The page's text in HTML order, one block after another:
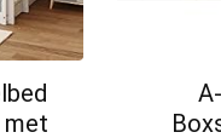
met